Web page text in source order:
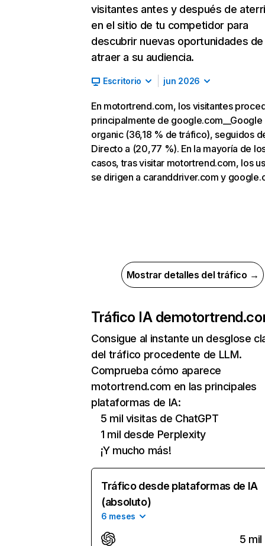
visitantes antes y después de
en el sitio de tu competidor para
descubrir nuevas oportunidades de
atraer a su audiencia.
Escritorio jun 2026
En motortrend.com, los visitantes
principalmente de google.com__Google
organic (36,18 % de tráfico), seguidos
Directo a (20,77 %). En la mayoría de
casos, tras visitar motortrend.com, los
se dirigen a caranddriver.com y
Mostrar detalles del tráfico →
Tráfico IA de
Consigue al instante un desglose
del tráfico procedente de LLM.
Comprueba cómo aparece
motortrend.com en las principales
plataformas de IA:
5 mil visitas de ChatGPT
1 mil desde Perplexity
¡Y mucho más!
Tráfico desde plataformas de IA
(absoluto)
6 meses
5 mil